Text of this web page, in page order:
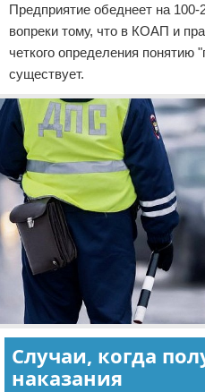
Предприятие обеднеет на
вопреки тому, что в КОАП и
четкого определения понятию
существует.
Случаи, когда
наказания